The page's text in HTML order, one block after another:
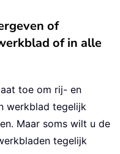
of
of in alle
toe om rij- en
werkblad tegelijk
Maar soms wilt u de
tegelijk